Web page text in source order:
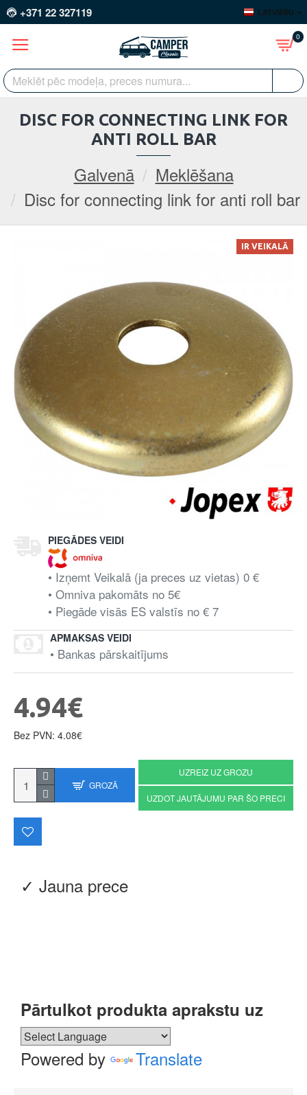
+371 22 327119 LATVIEŠU
0
Galvenā
Meklēšana
Disc for connecting link for anti roll bar
DISC FOR CONNECTING LINK FOR
ANTI ROLL BAR
IR VEIKALĀ
PIEGĀDES VEIDI
• Izņemt Veikalā (ja preces uz vietas) 0 €
• Omniva pakomāts no 5€
• Piegāde visās ES valstīs no € 7
APMAKSAS VEIDI
• Bankas pārskaitījums
✓ Jauna prece
Pārtulkot produkta aprakstu uz
Powered by Translate
4.94€
Bez PVN: 4.08€
GROZĀ
UZREIZ UZ GROZU
UZDOT JAUTĀJUMU PAR ŠO PRECI